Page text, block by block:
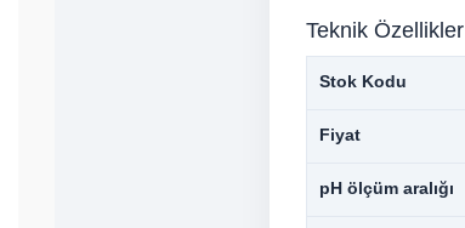
Teknik Özellikler
Stok Kodu
Fiyat
pH ölçüm aralığı